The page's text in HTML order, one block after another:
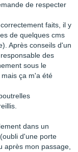
de respecter
faits, il y
de quelques cms
Après conseils d'un
des
sous le
ça m'a été
dans un
d'une porte
après mon passage,